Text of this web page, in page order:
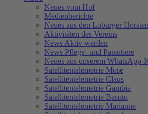
Neues vom Hof
Medienberichte
Neues aus den Loburger Horsten
Aktivitäten des Vereins
News Aktiv werden
News Pflege- und Patentiere
Neues aus unserem WhatsApp-
Satellitentelemetrie Mose
Satellitentelemetrie Claus
Satellitentelemetrie Gambia
Satellitentelemetrie Basuto
Satellitentelemetrie Marianne